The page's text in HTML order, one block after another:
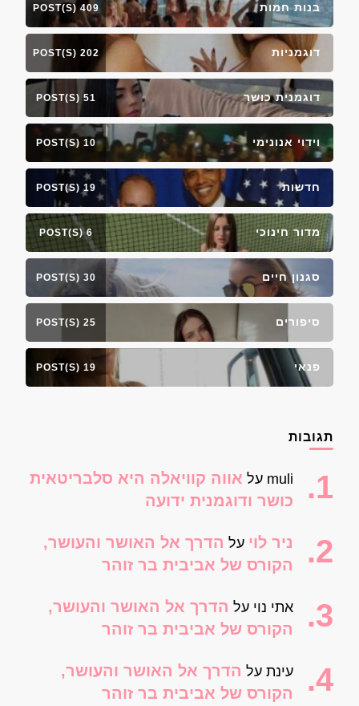
בנות חמות 409 POST(S)
דוגמניות 202 POST(S)
דוגמנית כושר 51 POST(S)
וידוי אנונימי 10 POST(S)
חדשות 19 POST(S)
מדור חינוכי 6 POST(S)
סגנון חיים 30 POST(S)
סיפורים 25 POST(S)
פנאי 19 POST(S)
תגובות
muli על אווה קוויאלה היא סלבריטאית
כושר ודוגמנית ידועה
ניר לוי על הדרך אל האושר והעושר,
הקורס של אביבית בר זוהר
אתי נוי על הדרך אל האושר והעושר,
הקורס של אביבית בר זוהר
עינת על הדרך אל האושר והעושר,
הקורס של אביבית בר זוהר